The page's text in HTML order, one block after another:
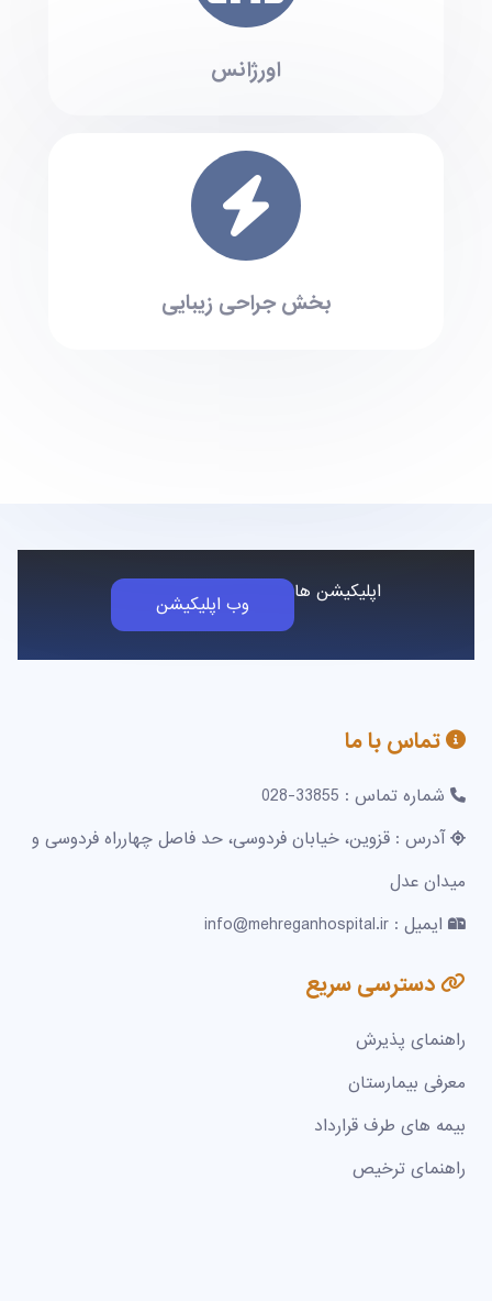
اورژانس
بخش جراحی زیبایی
اپلیکیشن ها وب اپلیکیشن
تماس با ما
شماره تماس : 33855-028
آدرس : قزوین، خیابان فردوسی، حد فاصل چهارراه فردوسی و
میدان عدل
ایمیل : info@mehreganhospital.ir
دسترسی سریع
راهنمای پذیرش
معرفی بیمارستان
بیمه های طرف قرارداد
راهنمای ترخیص